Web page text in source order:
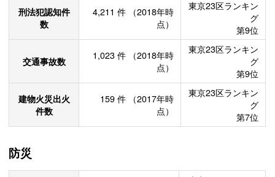
刑法犯認知件
数
4,211 件
（2018年時
点）
東京23区ランキン
グ
第9位
交通事故数 1,023 件
（2018年時
点）
東京23区ランキン
グ
第9位
建物火災出火
件数
159 件
（2017年時
点）
東京23区ランキン
グ
第7位
防災